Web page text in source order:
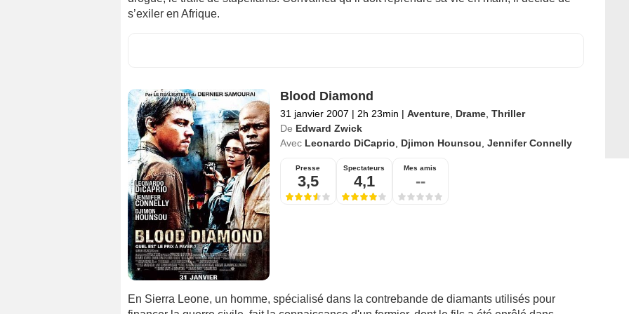
s’exiler en Afrique.
Blood Diamond
31 janvier 2007 | 2h 23min | Aventure, Drame, Thriller
De Edward Zwick
Avec Leonardo DiCaprio Djimon Hounsou Jennifer Connelly
Presse
3,5
Spectateurs
4,1
Mes amis
--
En Sierra Leone, un homme, spécialisé dans la contrebande de diamants utilisés pour